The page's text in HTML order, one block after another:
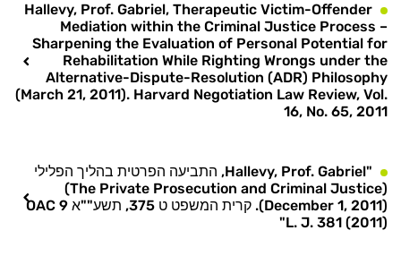
Hallevy, Prof. Gabriel, Therapeutic Victim-Offender
Mediation within the Criminal Justice Process –
Sharpening the Evaluation of Personal Potential for
Rehabilitation While Righting Wrongs under the
Alternative-Dispute-Resolution (ADR) Philosophy
(March 21, 2011). Harvard Negotiation Law Review, Vol.
16, No. 65, 2011
"Hallevy, Prof. Gabriel, התביעה הפרטית בהליך הפלילי
(The Private Prosecution and Criminal Justice)
(December 1, 2011). קרית המשפט ט 375, תשע""א 9 OAC
L. J. 381 (2011)"